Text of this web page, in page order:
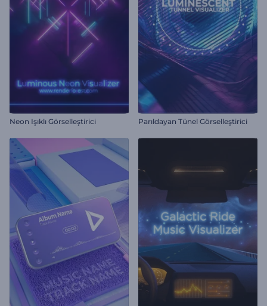
Neon Işıklı Görselleştirici Parıldayan Tünel Görselleştirici